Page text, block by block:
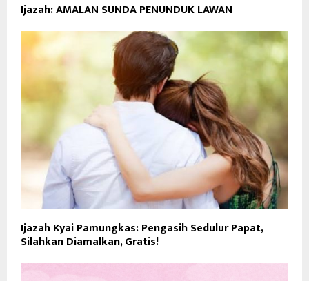
Ijazah: AMALAN SUNDA PENUNDUK LAWAN
Ijazah Kyai Pamungkas: Pengasih Sedulur Papat,
Silahkan Diamalkan, Gratis!